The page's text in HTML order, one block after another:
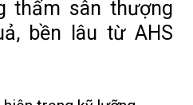
thấm sân thượng
bền lâu từ AHS